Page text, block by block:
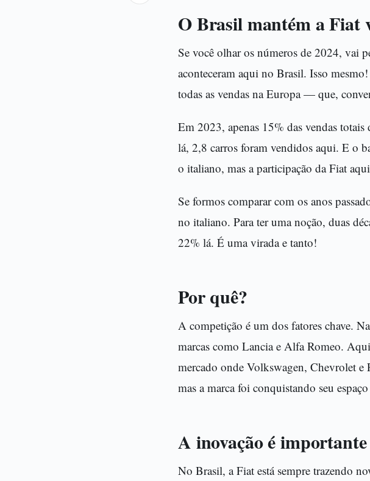
O Brasil mantém a Fiat
Se você olhar os números de 2024, vai
aconteceram aqui no Brasil. Isso
todas as vendas na Europa — que,
Em 2023, apenas 15% das vendas
lá, 2,8 carros foram vendidos aqui. E o
o italiano, mas a participação da Fiat
Se formos comparar com os anos
no italiano. Para ter uma noção, duas
22% lá. É uma virada e tanto!
Por quê?
A competição é um dos fatores chave.
marcas como Lancia e Alfa Romeo.
mercado onde Volkswagen, Chevrolet
mas a marca foi conquistando seu
A inovação é importante
No Brasil, a Fiat está sempre trazendo